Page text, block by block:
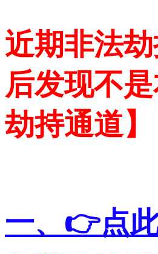
近期非法
后发现不
劫持通道
一、👉点